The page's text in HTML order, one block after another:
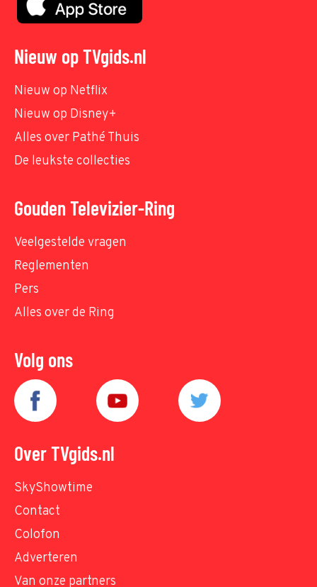
Nieuw op TVgids.nl
Nieuw op Netflix
Nieuw op Disney+
Alles over Pathé Thuis
De leukste collecties
Gouden Televizier-Ring
Veelgestelde vragen
Reglementen
Pers
Alles over de Ring
Volg ons
Over TVgids.nl
SkyShowtime
Contact
Colofon
Adverteren
Van onze partners